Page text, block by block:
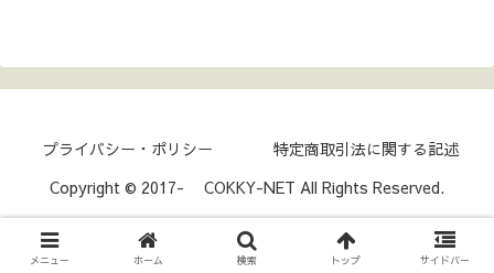
プライバシー・ポリシー
特定商取引法に関する記述
Copyright © 2017- COKKY-NET All Rights Reserved.
メニュー ホーム 検索 トップ サイドバー